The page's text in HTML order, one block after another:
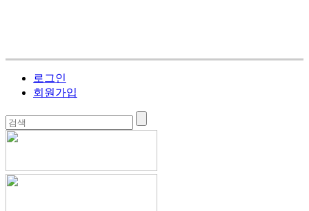
로그인
회원가입